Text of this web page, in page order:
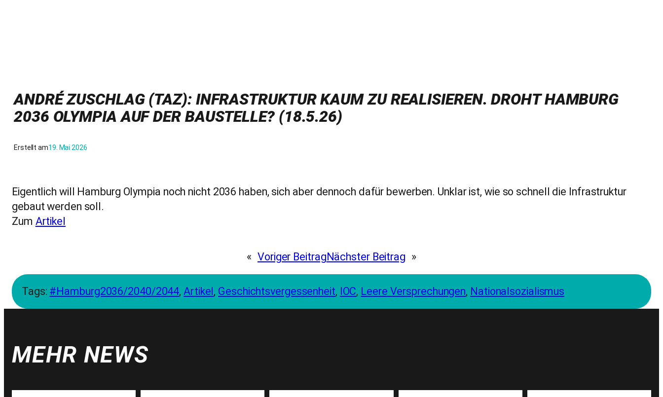
ANDRÉ ZUSCHLAG (TAZ): INFRASTRUKTUR KAUM ZU REALISIEREN. DROHT HAMBURG
2036 OLYMPIA AUF DER BAUSTELLE? (18.5.26)
Erstellt am19. Mai 2026
Eigentlich will Hamburg Olympia noch nicht 2036 haben, sich aber dennoch dafür bewerben. Unklar ist, wie so schnell die Infrastruktur
gebaut werden soll.
Zum Artikel
« Voriger BeitragNächster Beitrag »
Tags: #Hamburg2036/2040/2044, Artikel, Geschichtsvergessenheit, IOC, Leere Versprechungen, Nationalsozialismus
MEHR NEWS